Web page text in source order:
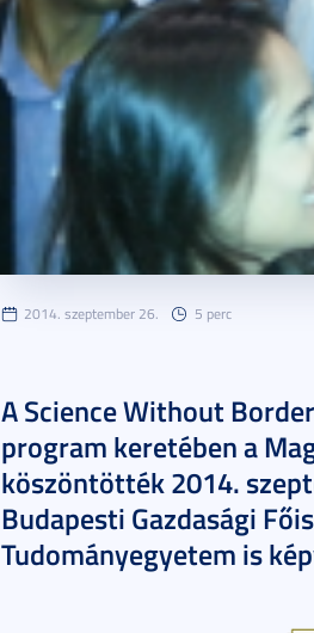
2014. szeptember 26. 5 perc
A Science Without
program keretében a
köszöntötték 2014.
Budapesti Gazdasági
Tudományegyetem is